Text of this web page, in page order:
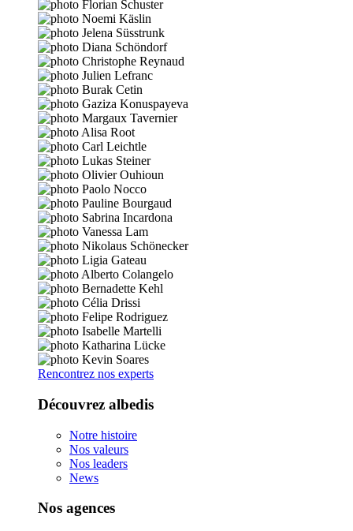
Rencontrez nos experts
Découvrez albedis
Notre histoire
Nos valeurs
Nos leaders
News
Nos agences